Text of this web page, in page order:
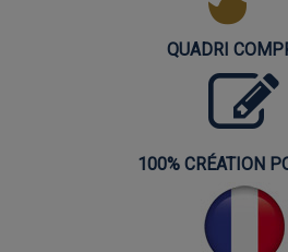
QUADRI
100% CRÉATION